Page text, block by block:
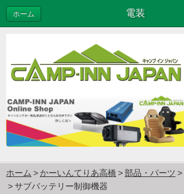
電装
ホーム
ホーム かーいんてりあ高橋 部品・パーツ
サブバッテリー制御機器